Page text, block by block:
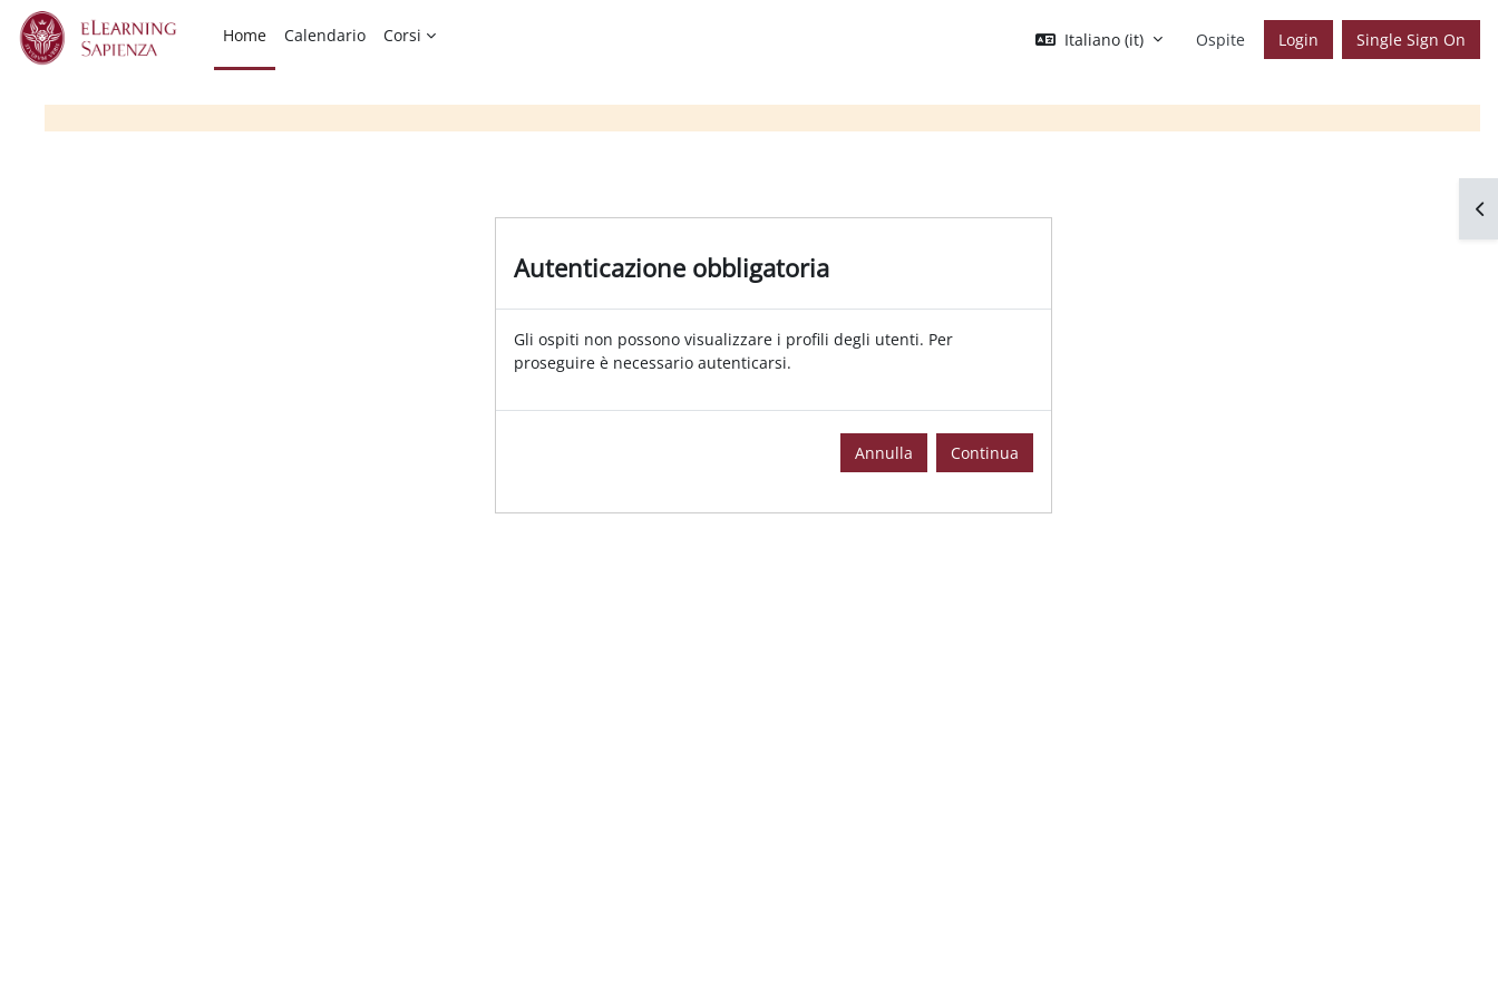
Vai al contenuto principale
Home
Calendario Corsi Italiano ‎(it)‎ Ospite Login Single Sign On
Autenticazione obbligatoria
Gli ospiti non possono visualizzare i profili degli utenti. Per
proseguire è necessario autenticarsi.
Annulla Continua